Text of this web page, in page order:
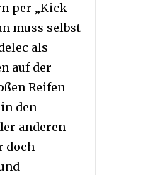
per „Kick
muss selbst
als
auf der
Reifen
den
anderen
doch